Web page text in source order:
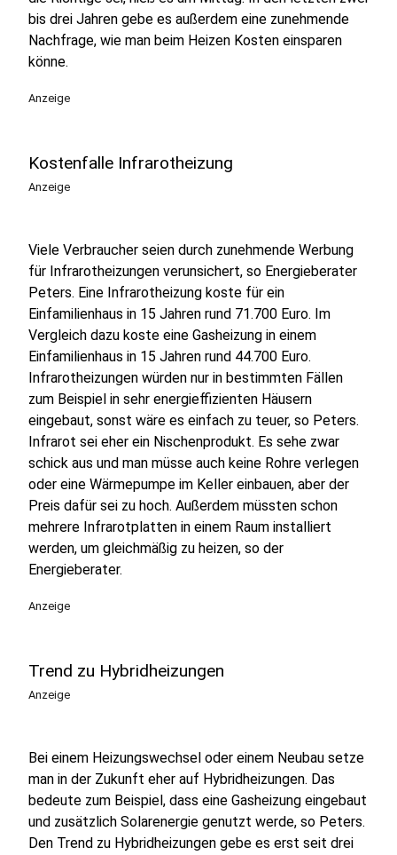
bis drei Jahren gebe es außerdem eine zunehmende
Nachfrage, wie man beim Heizen Kosten einsparen
könne.
Anzeige
Kostenfalle Infrarotheizung
Anzeige
Viele Verbraucher seien durch zunehmende Werbung
für Infrarotheizungen verunsichert, so Energieberater
Peters. Eine Infrarotheizung koste für ein
Einfamilienhaus in 15 Jahren rund 71.700 Euro. Im
Vergleich dazu koste eine Gasheizung in einem
Einfamilienhaus in 15 Jahren rund 44.700 Euro.
Infrarotheizungen würden nur in bestimmten Fällen
zum Beispiel in sehr energieffizienten Häusern
eingebaut, sonst wäre es einfach zu teuer, so Peters.
Infrarot sei eher ein Nischenprodukt. Es sehe zwar
schick aus und man müsse auch keine Rohre verlegen
oder eine Wärmepumpe im Keller einbauen, aber der
Preis dafür sei zu hoch. Außerdem müssten schon
mehrere Infrarotplatten in einem Raum installiert
werden, um gleichmäßig zu heizen, so der
Energieberater.
Anzeige
Trend zu Hybridheizungen
Anzeige
Bei einem Heizungswechsel oder einem Neubau setze
man in der Zukunft eher auf Hybridheizungen. Das
bedeute zum Beispiel, dass eine Gasheizung eingebaut
und zusätzlich Solarenergie genutzt werde, so Peters.
Den Trend zu Hybridheizungen gebe es erst seit drei